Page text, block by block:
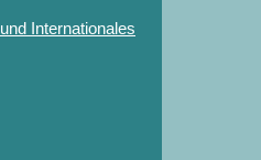
Internationales